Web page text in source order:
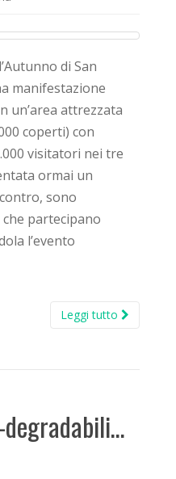
di San
manifestazione
un’area attrezzata
coperti) con
visitatori nei tre
ormai un
sono
partecipano
l’evento
Leggi tutto
degradabili…